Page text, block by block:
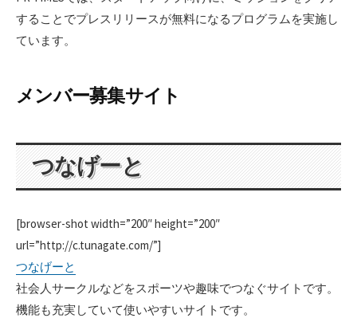
することでプレスリリースが無料になるプログラムを実施し
ています。
メンバー募集サイト
つなげーと
[browser-shot width=”200″ height=”200″
url=”http://c.tunagate.com/”]
つなげーと
社会人サークルなどをスポーツや趣味でつなぐサイトです。
機能も充実していて使いやすいサイトです。